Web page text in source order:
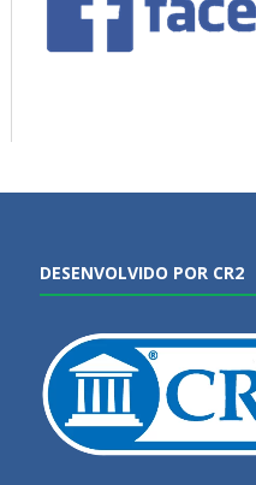
DESENVOLVIDO POR CR2